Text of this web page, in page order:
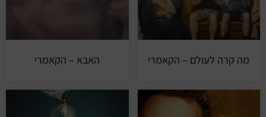
מה קרה לעולם – הקאמרי האבא – הקאמרי